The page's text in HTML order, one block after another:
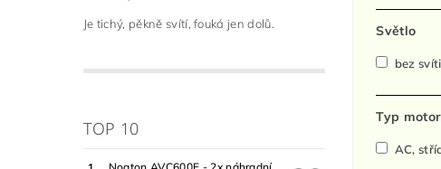
Je tichý, pěkně svítí, fouká jen dolů.
TOP 10
Světlo
bez
Typ
AC,